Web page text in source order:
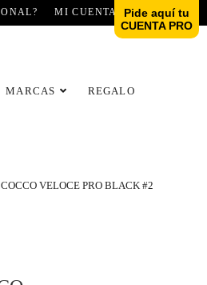
MI CUENTA
MARCAS REGALO
VELOCE PRO BLACK #2
Pide aquí tu
CUENTA PRO